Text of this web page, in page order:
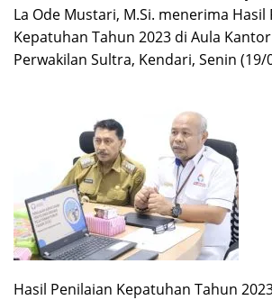
La Ode Mustari, M.Si. menerima Hasil
Kepatuhan Tahun 2023 di Aula
Perwakilan Sultra, Kendari, Senin (19/
Hasil Penilaian Kepatuhan Tahun